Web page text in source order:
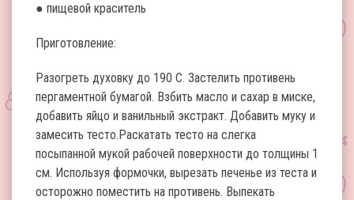
● пищевой краситель
Приготовление:
Разогреть духовку до 190 C. Застелить противень
пергаментной бумагой. Взбить масло и сахар в миске,
добавить яйцо и ванильный экстракт. Добавить муку и
замесить тесто.Раскатать тесто на слегка
посыпанной мукой рабочей поверхности до толщины 1
см. Используя формочки, вырезать печенье из теста и
осторожно поместить на противень. Выпекать